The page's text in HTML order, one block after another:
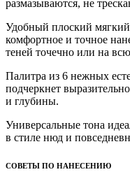
размазываются, не
Удобный плоский мягкий
комфортное и точное
теней точечно или на
Палитра из 6 нежных
подчеркнет
и глубины.
Универсальные тона
в стиле нюд и
СОВЕТЫ ПО НАНЕСЕНИЮ